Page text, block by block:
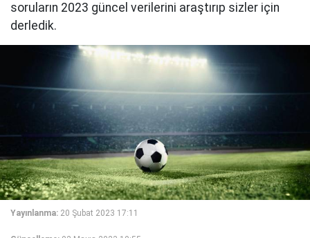
soruların 2023 güncel verilerini araştırıp sizler için
derledik.
Yayınlanma: 20 Şubat 2023 17:11